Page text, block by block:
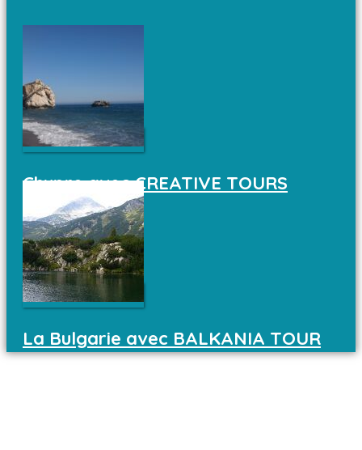
Chypre avec CREATIVE TOURS
La Bulgarie avec BALKANIA TOUR